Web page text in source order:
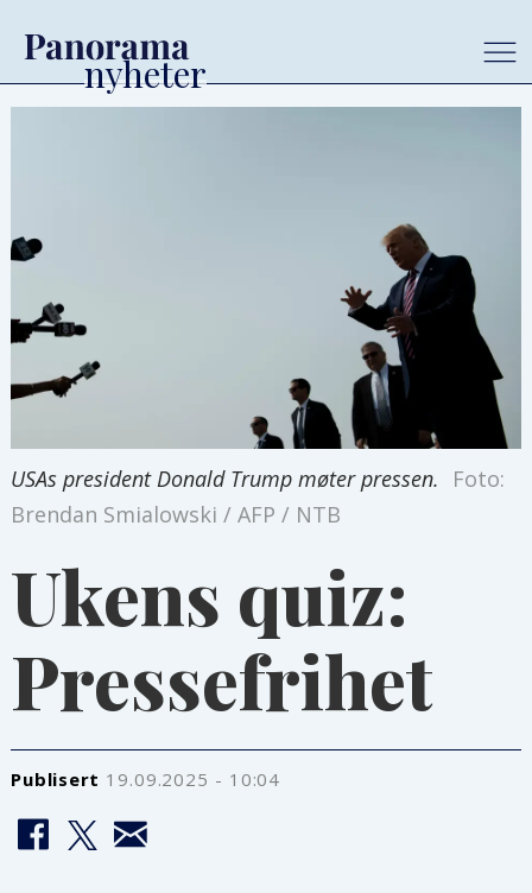
USAs president Donald Trump møter pressen.
Foto:
Brendan Smialowski / AFP / NTB
Ukens quiz:
Pressefrihet
Publisert 19.09.2025 - 10:04